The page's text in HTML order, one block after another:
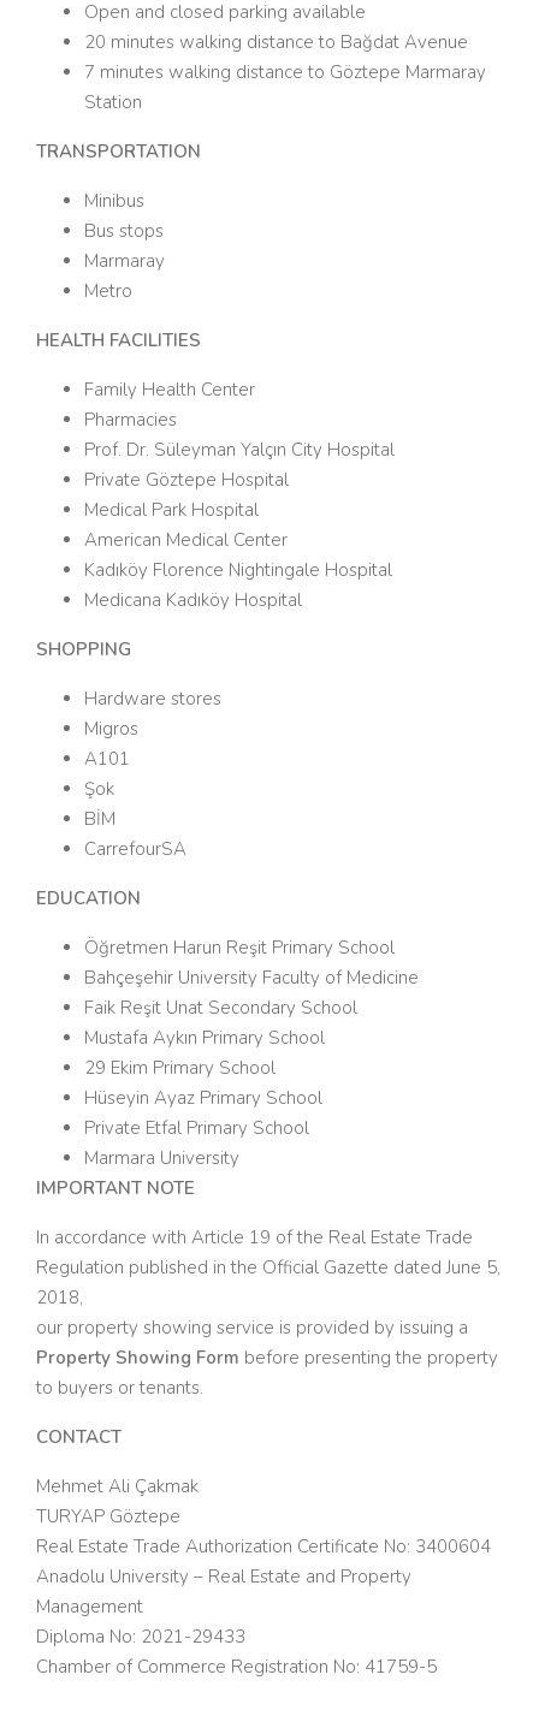
Open and closed parking available
20 minutes walking distance to Bağdat Avenue
7 minutes walking distance to Göztepe Marmaray
Station
TRANSPORTATION
Minibus
Bus stops
Marmaray
Metro
HEALTH FACILITIES
Family Health Center
Pharmacies
Prof. Dr. Süleyman Yalçın City Hospital
Private Göztepe Hospital
Medical Park Hospital
American Medical Center
Kadıköy Florence Nightingale Hospital
Medicana Kadıköy Hospital
SHOPPING
Hardware stores
Migros
A101
Şok
BİM
CarrefourSA
EDUCATION
Öğretmen Harun Reşit Primary School
Bahçeşehir University Faculty of Medicine
Faik Reşit Unat Secondary School
Mustafa Aykın Primary School
29 Ekim Primary School
Hüseyin Ayaz Primary School
Private Etfal Primary School
Marmara University
IMPORTANT NOTE
In accordance with Article 19 of the Real Estate Trade
Regulation published in the Official Gazette dated June 5,
2018,
our property showing service is provided by issuing a
Property Showing Form before presenting the property
to buyers or tenants.
CONTACT
Mehmet Ali Çakmak
TURYAP Göztepe
Real Estate Trade Authorization Certificate No: 3400604
Anadolu University – Real Estate and Property
Management
Diploma No: 2021-29433
Chamber of Commerce Registration No: 41759-5